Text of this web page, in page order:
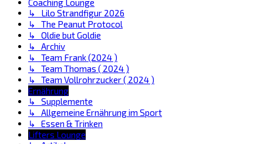
Coaching Lounge
↳ Lilo Strandfigur 2026
↳ The Peanut Protocol
↳ Oldie but Goldie
↳ Archiv
↳ Team Frank (2024 )
↳ Team Thomas ( 2024 )
↳ Team Vollrohrzucker ( 2024 )
Ernährung
↳ Supplemente
↳ Allgemeine Ernährung im Sport
↳ Essen & Trinken
Lifters Lounge